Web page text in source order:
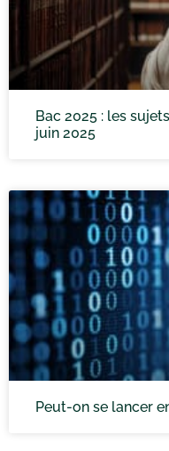
Bac 2025 : les
juin 2025
Peut-on se lancer